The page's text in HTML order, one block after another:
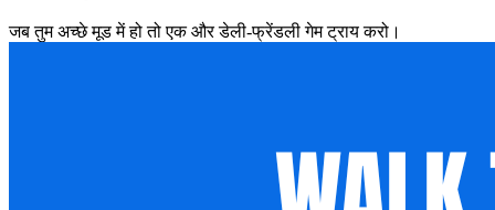
जब तुम अच्छे मूड में हो तो एक और डेली-फ्रेंडली गेम ट्राय करो।